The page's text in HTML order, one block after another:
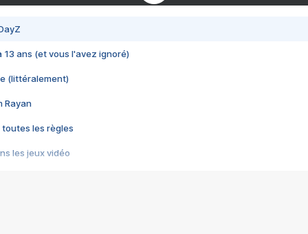
13 ans (et vous l'avez ignoré)
(littéralement)
Rayan
toutes les règles
les jeux vidéo